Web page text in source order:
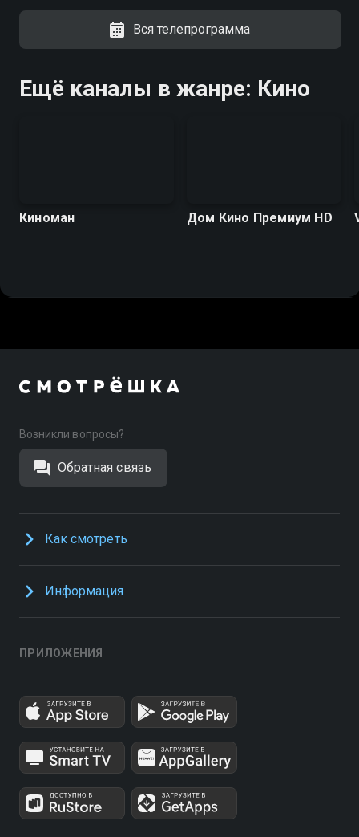
Вся телепрограмма
Ещё каналы в жанре: Кино
Киноман Дом Кино Премиум HD
Возникли вопросы?
Обратная связь
Как смотреть
Информация
ПРИЛОЖЕНИЯ